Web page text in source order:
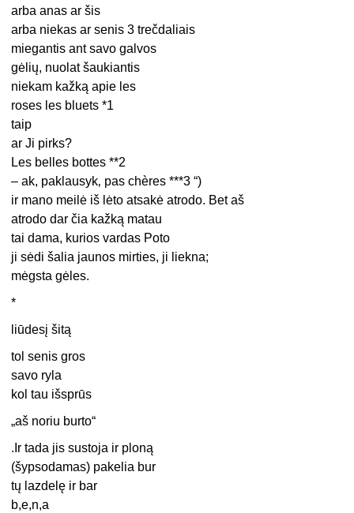
arba anas ar šis
arba niekas ar senis 3 trečdaliais
miegantis ant savo galvos
gėlių, nuolat šaukiantis
niekam kažką apie les
roses les bluets *1
taip
ar Ji pirks?
Les belles bottes **2
– ak, paklausyk‚ pas chères ***3 “)
ir mano meilė iš lėto atsakė atrodo. Bet aš
atrodo dar čia kažką matau
tai dama, kurios vardas Poto
ji sėdi šalia jaunos mirties, ji liekna;
mėgsta gėles.
*
liūdesį šitą
tol senis gros
savo ryla
kol tau išsprūs
„aš noriu burto“
.Ir tada jis sustoja ir ploną
(šypsodamas) pakelia bur
tų lazdelę ir bar
b,e,n,a